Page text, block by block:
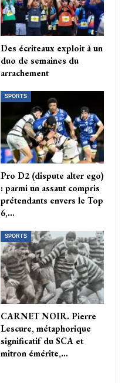
Des écriteaux exploit à un
duo de semaines du
arrachement
SPORTS
Pro D2 (dispute alter ego)
: parmi un assaut compris
prétendants envers le Top
6,…
SPORTS
CARNET NOIR. Pierre
Lescure, métaphorique
significatif du SCA et
mitron émérite,…